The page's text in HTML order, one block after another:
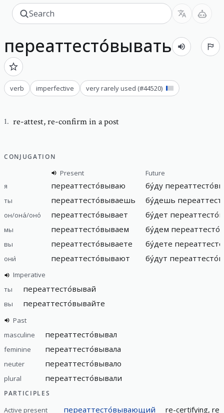
переаттесто́вывать
verb imperfective very rarely used (#44520)
1. re-attest,re-confirm in a post
CONJUGATION
Present
Future
я
переаттесто́вываю бу́ду
ты переаттесто́вываешь бу́дешь
он/она́/оно́ переаттесто́вывает бу́дет
мы переаттесто́вываем бу́дем
вы переаттесто́вываете бу́дете
они́ переаттесто́вывают бу́дут
Imperative
ты
переаттесто́вывай
вы переаттесто́вывайте
Past
masculine
переаттесто́вывал
feminine переаттесто́вывала
neuter переаттесто́вывало
plural переаттесто́вывали
PARTICIPLES
Active present переаттесто́вывающий re-certifying,